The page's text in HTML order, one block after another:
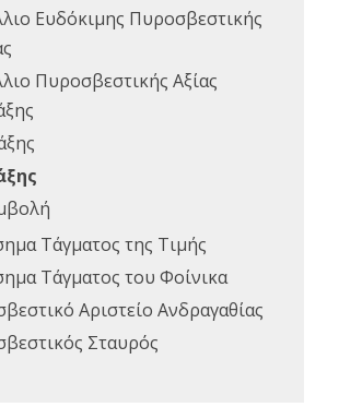
Ευδόκιμης Πυροσβεστικής
Πυροσβεστικής Αξίας
Τάγματος της Τιμής
Τάγματος του Φοίνικα
Αριστείο Ανδραγαθίας
Σταυρός